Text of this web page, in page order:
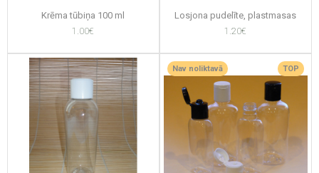
Krēma tūbiņa 100 ml
1.00€
Losjona pudelīte, plastmasas
1.20€
TOP
Nav noliktavā